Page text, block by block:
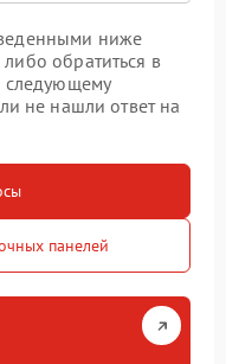
ниже
обратиться в
следующему
не нашли ответ на
панелей